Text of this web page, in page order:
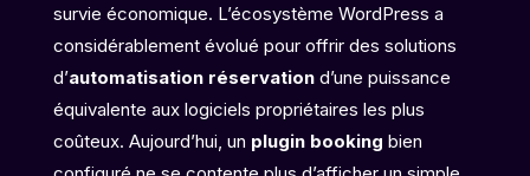
survie économique. L’écosystème WordPress a
considérablement évolué pour offrir des solutions
d’automatisation réservationd’une puissance
équivalente aux logiciels propriétaires les plus
coûteux. Aujourd’hui, un plugin booking bien